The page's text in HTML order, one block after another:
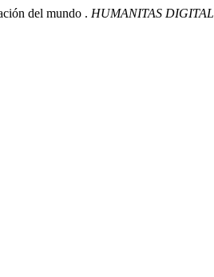
del mundo . HUMANITAS DIGITAL